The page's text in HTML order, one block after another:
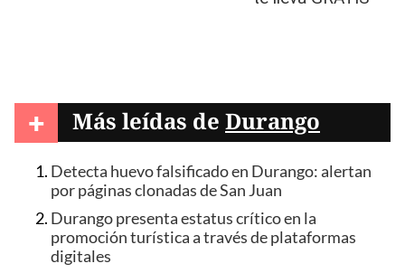
+ Más leídas de Durango
Detecta huevo falsificado en Durango: alertan
por páginas clonadas de San Juan
Durango presenta estatus crítico en la
promoción turística a través de plataformas
digitales